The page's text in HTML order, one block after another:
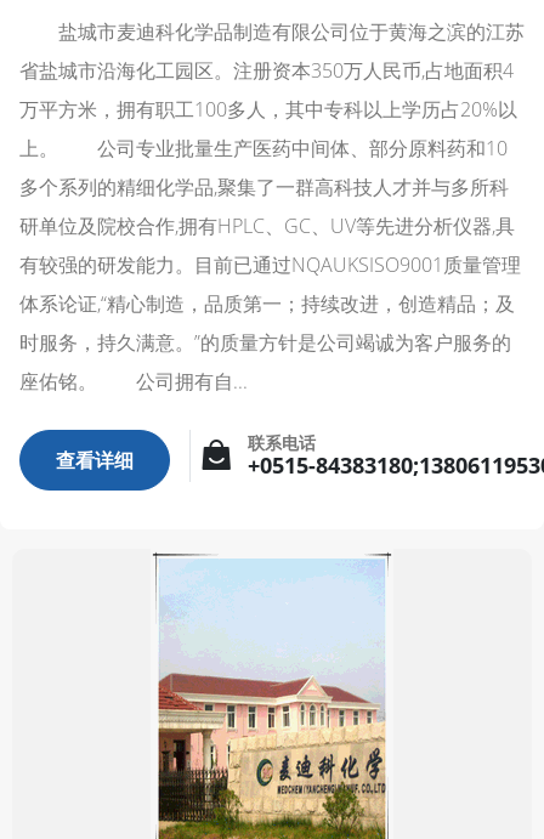
盐城市麦迪科化学品制造有限公司位于黄海之滨的江苏
省盐城市沿海化工园区。注册资本350万人民币,占地面积4
万平方米，拥有职工100多人，其中专科以上学历占20%以
上。 公司专业批量生产医药中间体、部分原料药和10
多个系列的精细化学品,聚集了一群高科技人才并与多所科
研单位及院校合作,拥有HPLC、GC、UV等先进分析仪器,具
有较强的研发能力。目前已通过NQAUKSISO9001质量管理
体系论证,“精心制造，品质第一；持续改进，创造精品；及
时服务，持久满意。”的质量方针是公司竭诚为客户服务的
座佑铭。 公司拥有自...
查看详细
联系电话
+0515-